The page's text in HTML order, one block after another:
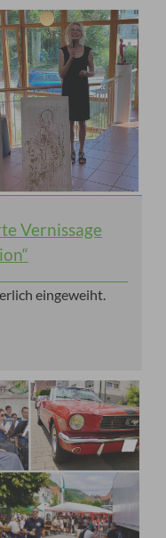
Vernissage
eingeweiht.